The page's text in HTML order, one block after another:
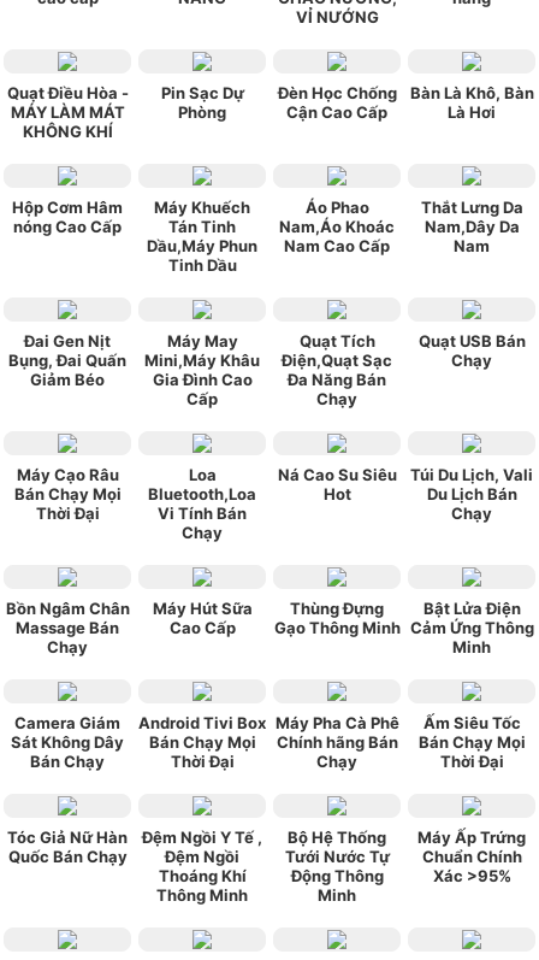
VỈ NƯỚNG
Quạt Điều Hòa -
MÁY LÀM MÁT
KHÔNG KHÍ
Pin Sạc Dự
Phòng
Đèn Học Chống
Cận Cao Cấp
Bàn Là Khô, Bàn
Là Hơi
Hộp Cơm Hâm
nóng Cao Cấp
Máy Khuếch
Tán Tinh
Dầu,Máy Phun
Tinh Dầu
Áo Phao
Nam,Áo Khoác
Nam Cao Cấp
Thắt Lưng Da
Nam,Dây Da
Nam
Đai Gen Nịt
Bụng, Đai Quấn
Giảm Béo
Máy May
Mini,Máy Khâu
Gia Đình Cao
Cấp
Quạt Tích
Điện,Quạt Sạc
Đa Năng Bán
Chạy
Quạt USB Bán
Chạy
Máy Cạo Râu
Bán Chạy Mọi
Thời Đại
Loa
Bluetooth,Loa
Vi Tính Bán
Chạy
Ná Cao Su Siêu
Hot
Túi Du Lịch, Vali
Du Lịch Bán
Chạy
Bồn Ngâm Chân
Massage Bán
Chạy
Máy Hút Sữa
Cao Cấp
Thùng Đựng
Gạo Thông Minh
Bật Lửa Điện
Cảm Ứng Thông
Minh
Camera Giám
Sát Không Dây
Bán Chạy
Android Tivi Box
Bán Chạy Mọi
Thời Đại
Máy Pha Cà Phê
Chính hãng Bán
Chạy
Ấm Siêu Tốc
Bán Chạy Mọi
Thời Đại
Tóc Giả Nữ Hàn
Quốc Bán Chạy
Đệm Ngồi Y Tế ,
Đệm Ngồi
Thoáng Khí
Thông Minh
Bộ Hệ Thống
Tưới Nước Tự
Động Thông
Minh
Máy Ấp Trứng
Chuẩn Chính
Xác >95%